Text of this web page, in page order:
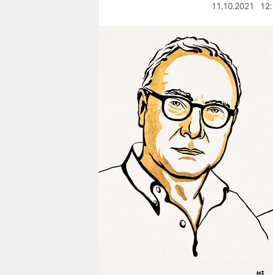
wahrheit
verlag
veranstaltungen
shop
fragen & hilfe
unterstützen
11.10.2021